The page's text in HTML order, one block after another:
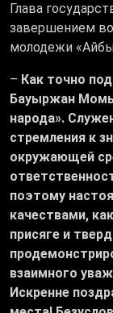
Глава
завершением
молодежи
– Как точно
Бауыржан
народа».
стремления к
окружающей
поэтому
качествами,
присяге и
взаимного
Искренне